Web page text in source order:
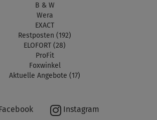
B & W
Wera
EXACT
Restposten (192)
ELOFORT (28)
ProFit
Foxwinkel
Aktuelle Angebote (17)
Instagram